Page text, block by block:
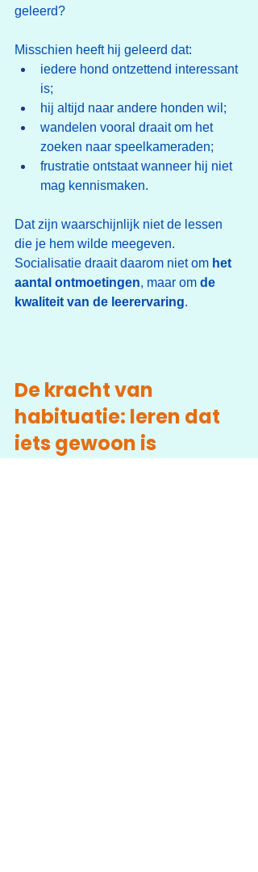
geleerd?
Misschien heeft hij geleerd dat:
iedere hond ontzettend interessant
is;
hij altijd naar andere honden wil;
wandelen vooral draait om het
zoeken naar speelkameraden;
frustratie ontstaat wanneer hij niet
mag kennismaken.
Dat zijn waarschijnlijk niet de lessen
die je hem wilde meegeven.
Socialisatie draait daarom niet om het
aantal ontmoetingen, maar om de
kwaliteit van de leerervaring.
De kracht van
habituatie: leren dat
iets gewoon is